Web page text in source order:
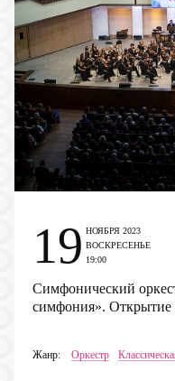
Симфонический
симфония». Открытие
Жанр: Оркестр
19 НОЯБРЯ 2023
ВОСКРЕСЕНЬЕ
19:00